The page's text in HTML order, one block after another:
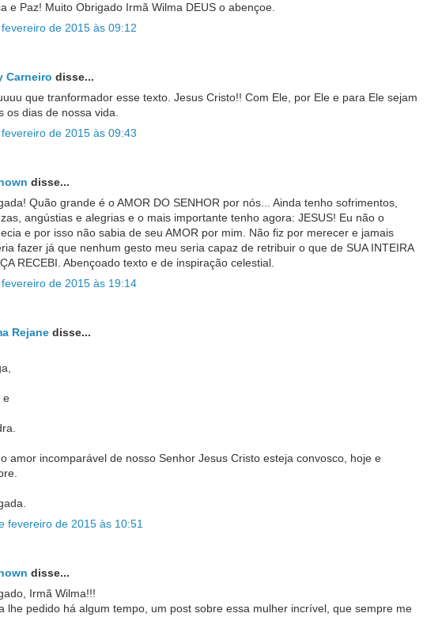
e Paz! Muito Obrigado Irmã Wilma DEUS o abençoe.
de 2015 às 09:12
Carneiro disse...
que tranformador esse texto. Jesus Cristo!! Com Ele, por Ele e para Ele sejam
os dias de nossa vida.
de 2015 às 09:43
disse...
Quão grande é o AMOR DO SENHOR por nós... Ainda tenho sofrimentos,
angústias e alegrias e o mais importante tenho agora: JESUS! Eu não o
e por isso não sabia de seu AMOR por mim. Não fiz por merecer e jamais
fazer já que nenhum gesto meu seria capaz de retribuir o que de SUA INTEIRA
RECEBI. Abençoado texto e de inspiração celestial.
de 2015 às 19:14
Rejanedisse...
e
amor incomparável de nosso Senhor Jesus Cristo esteja convosco, hoje e
fevereiro de 2015 às 10:51
disse...
Irmã Wilma!!!
lhe pedido há algum tempo, um post sobre essa mulher incrível, que sempre me